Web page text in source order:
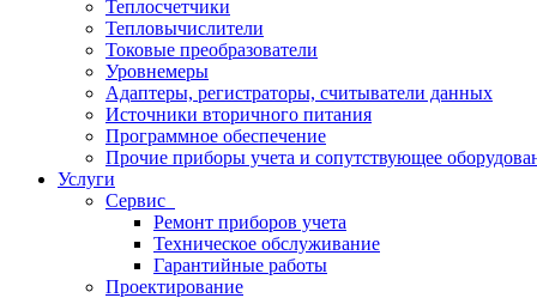
Теплосчетчики
Тепловычислители
Токовые преобразователи
Уровнемеры
Адаптеры, регистраторы, считыватели данных
Источники вторичного питания
Программное обеспечение
Прочие приборы учета и сопутствующее
Услуги
Сервис
Ремонт приборов учета
Техническое обслуживание
Гарантийные работы
Проектирование